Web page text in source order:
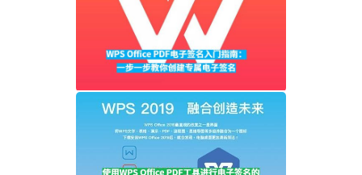
WPS Office PDF电子签名入门指南：一步
一步教你创建专属电子签名